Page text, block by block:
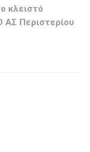
κλειστό
ΑΣ Περιστερίου